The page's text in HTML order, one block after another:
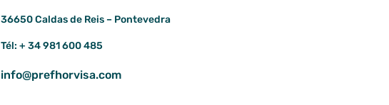
36650 Caldas de Reis – Pontevedra
Tél: + 34 981 600 485
info@prefhorvisa.com